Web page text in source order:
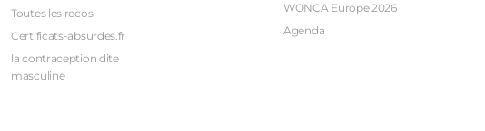
Toutes les recos
Certificats-absurdes.fr
la contraception dite
masculine
WONCA Europe 2026
Agenda